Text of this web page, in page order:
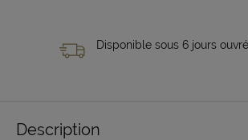
Disponible sous 6 jours
Description